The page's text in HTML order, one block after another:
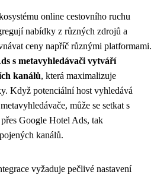
online cestovního ruchu
nabídky z různých zdrojů a
ceny napříč různými platformami.
s metavyhledávači vytváří
kanálů, která maximalizuje
Když potenciální host vyhledává
může se setkat s
Google Hotel Ads, tak
kanálů.
vyžaduje pečlivé nastavení